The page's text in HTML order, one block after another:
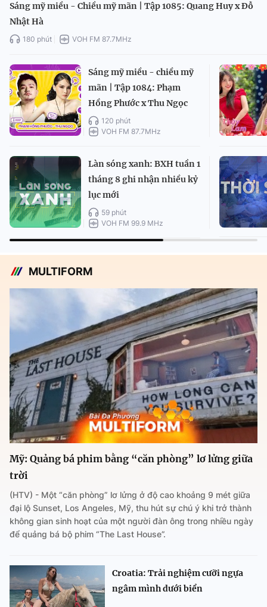
Sáng mỹ miều - Chiều mỹ mãn | Tập 1085: Quang Huy x Đỗ
Nhật Hà
180 phút VOH FM 87.7MHz
Sáng mỹ miều - chiều mỹ
mãn | Tập 1084: Phạm
Hồng Phước x Thu Ngọc
120 phút
VOH FM 87.7MHz
Làn sóng xanh: BXH tuần 1
tháng 8 ghi nhận nhiều kỷ
lục mới
59 phút
VOH FM 99.9 MHz
MULTIFORM
Mỹ: Quảng bá phim bằng “căn phòng” lơ lửng giữa
trời
(HTV) - Một “căn phòng” lơ lửng ở độ cao khoảng 9 mét giữa
đại lộ Sunset, Los Angeles, Mỹ, thu hút sự chú ý khi trở thành
không gian sinh hoạt của một người đàn ông trong nhiều ngày
để quảng bá bộ phim “The Last House”.
Croatia: Trải nghiệm cưỡi ngựa
ngâm mình dưới biển